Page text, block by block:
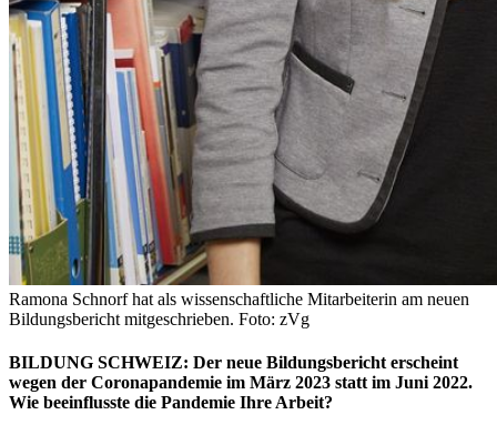
Ramona Schnorf hat als wissenschaftliche Mitarbeiterin am neuen
Bildungsbericht mitgeschrieben. Foto: zVg
BILDUNG SCHWEIZ: Der neue Bildungsbericht erscheint
wegen der Coronapandemie im März 2023 statt im Juni 2022.
Wie beeinflusste die Pandemie Ihre Arbeit?